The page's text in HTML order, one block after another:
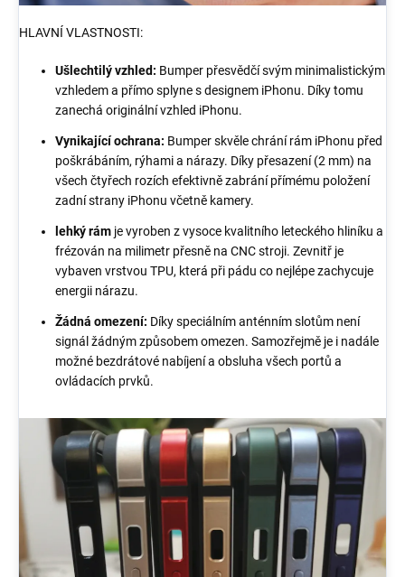
HLAVNÍ VLASTNOSTI:
Ušlechtilý vzhled: Bumper přesvědčí svým minimalistickým
vzhledem a přímo splyne s designem iPhonu. Díky tomu
zanechá originální vzhled iPhonu.
Vynikající ochrana: Bumper skvěle chrání rám iPhonu před
poškrábáním, rýhami a nárazy. Díky přesazení (2 mm) na
všech čtyřech rozích efektivně zabrání přímému položení
zadní strany iPhonu včetně kamery.
lehký rám je vyroben z vysoce kvalitního leteckého hliníku a
frézován na milimetr přesně na CNC stroji. Zevnitř je
vybaven vrstvou TPU, která při pádu co nejlépe zachycuje
energii nárazu.
Žádná omezení: Díky speciálním anténním slotům není
signál žádným způsobem omezen. Samozřejmě je i nadále
možné bezdrátové nabíjení a obsluha všech portů a
ovládacích prvků.